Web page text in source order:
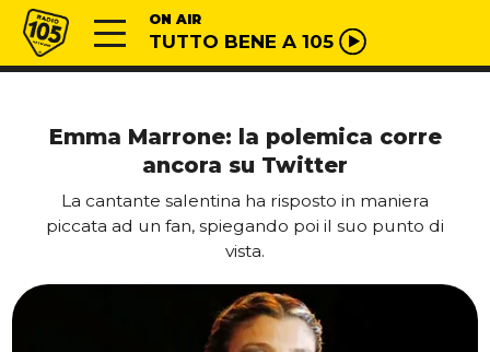
Vai al contenuto
Radio 105 ON AIR
TUTTO BENE A 105
Emma Marrone: la polemica corre
ancora su Twitter
La cantante salentina ha risposto in maniera
piccata ad un fan, spiegando poi il suo punto di
vista.